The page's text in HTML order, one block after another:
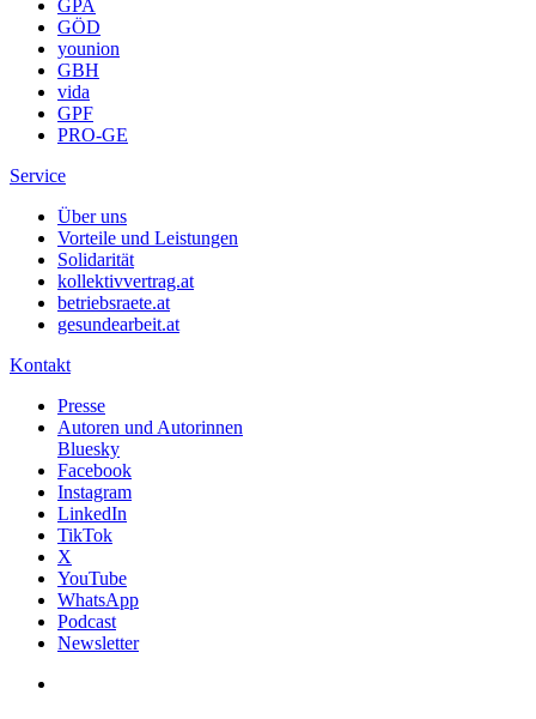
GPA
GÖD
younion
GBH
vida
GPF
PRO-GE
Service
Über uns
Vorteile und Leistungen
Solidarität
kollektivvertrag.at
betriebsraete.at
gesundearbeit.at
Kontakt
Presse
Autoren und Autorinnen
Bluesky
Facebook
Instagram
LinkedIn
TikTok
X
YouTube
WhatsApp
Podcast
Newsletter